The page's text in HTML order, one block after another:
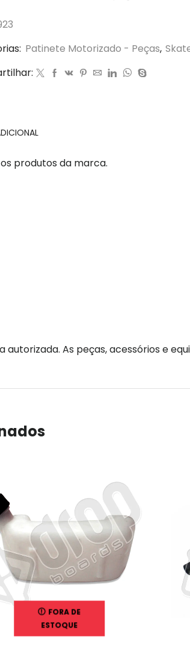
Patinete Motorizado - Peças,
produtos da marca.
As peças, acessórios e
FORA DE
ESTOQUE